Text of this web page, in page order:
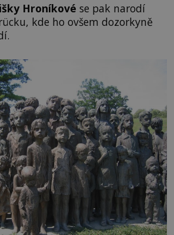
Hroníkové se pak narodí
kde ho ovšem dozorkyně